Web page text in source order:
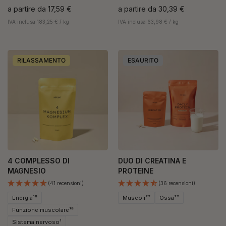
a partire da 17,59 €
IVA inclusa 183,25 € / kg
a partire da 30,39 €
IVA inclusa 63,98 € / kg
RILASSAMENTO
4 COMPLESSO DI
MAGNESIO
(41 recensioni)
Energia¹⁸
Funzione muscolare¹⁸
Sistema nervoso¹
ESAURITO
DUO DI CREATINA E
PROTEINE
(36 recensioni)
Muscoli²² Ossa²²